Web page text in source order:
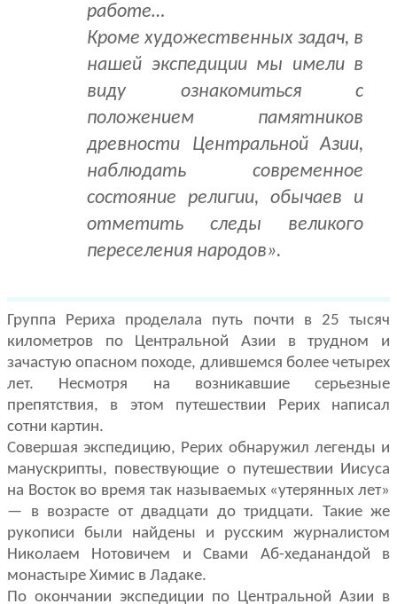
работе…
Кроме художественных задач, в
нашей экспедиции мы имели в
виду оз­накомиться с
положением памятников
древности Центральной Азии,
наб­людать современное
состояние религии, обычаев и
отметить следы велико­го
переселения народов».
Группа Рериха проделала путь почти в 25 тысяч
километров по Цент­ральной Азии в трудном и
зачастую опасном походе, длившемся более четырех
лет. Несмотря на возникавшие серьезные
препятствия, в этом пу­тешествии Рерих написал
сотни картин.
Совершая экспедицию, Рерих обнаружил легенды и
манускрипты, по­вествующие о путешествии Иисуса
на Восток во время так называемых «утерянных лет»
— в возрасте от двадцати до тридцати. Такие же
рукописи были найдены и русским журналистом
Николаем Нотовичем и Свами Аб-хеданандой в
монастыре Химис в Ладаке.
По окончании экспедиции по Центральной Азии в